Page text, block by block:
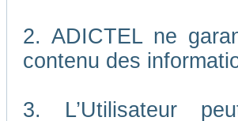
2. ADICTEL ne
contenu des
3. L’Utilisateur